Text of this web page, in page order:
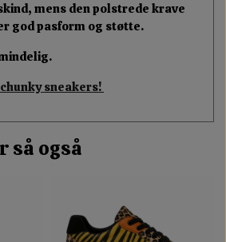
mens den polstrede krave
god pasform og støtte.
sneakers!
så også